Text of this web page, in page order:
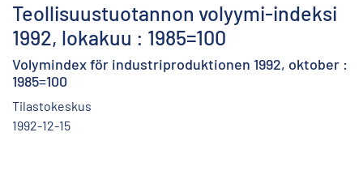
Teollisuustuotannon volyymi-indeksi
1992, lokakuu : 1985=100
Volymindex för industriproduktionen 1992, oktober :
1985=100
Tilastokeskus
1992-12-15